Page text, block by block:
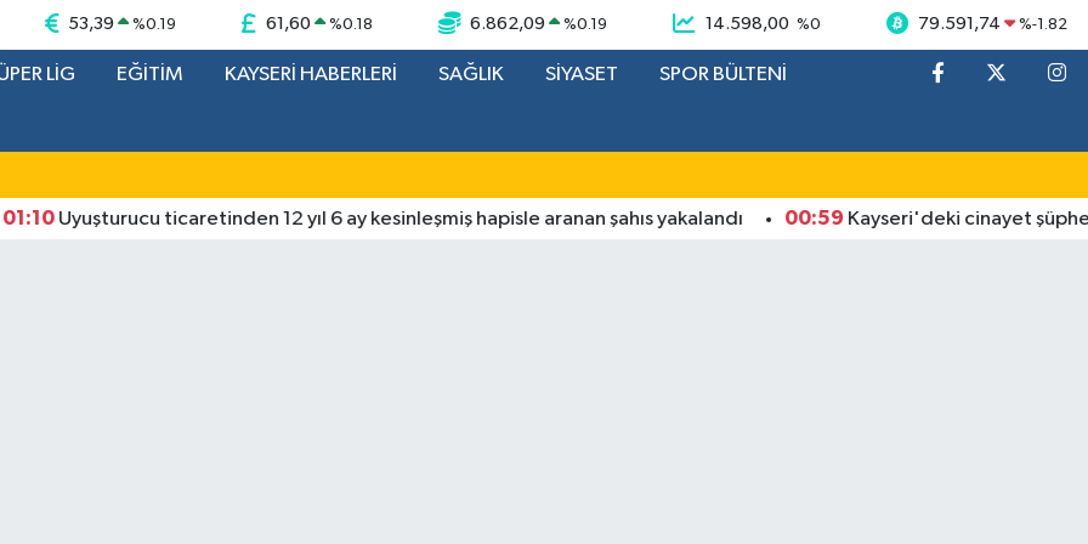
53,39 %0.19 61,60 %0.18 6.862,09 %0.19 14.598,00 %0 79.591,74 %-1.82
LİG EĞİTİM KAYSERİ HABERLERİ SAĞLIK SİYASET SPOR BÜLTENİ
Uyuşturucu ticaretinden 12 yıl 6 ay kesinleşmiş hapisle aranan şahıs yakalandı 00:59Kayseri'deki cinayet